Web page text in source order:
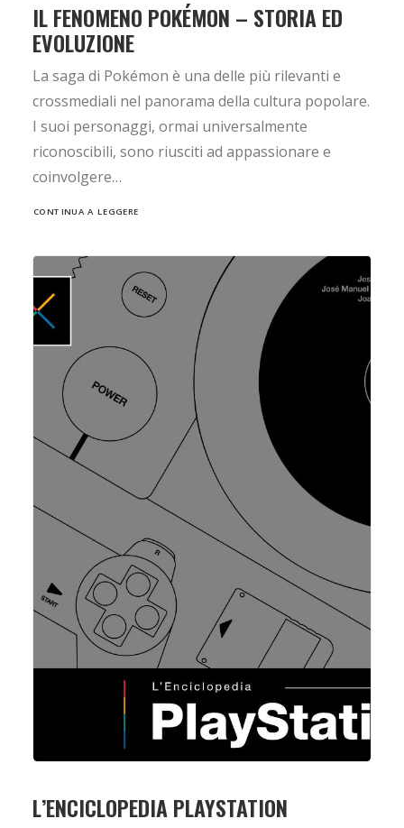
IL FENOMENO POKÉMON – STORIA ED
EVOLUZIONE
La saga di Pokémon è una delle più rilevanti e
crossmediali nel panorama della cultura popolare.
I suoi personaggi, ormai universalmente
riconoscibili, sono riusciti ad appassionare e
coinvolgere…
CONTINUA A LEGGERE
L’ENCICLOPEDIA PLAYSTATION